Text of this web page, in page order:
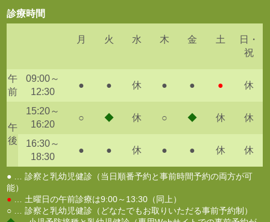
診療時間
月 火 水 木 金 土
日・
祝
午
前
09:00～
12:30
● ● 休 ● ● ● 休
午
後
15:20～
16:20
○ ◆ 休 ○ ◆ 休 休
16:30～
18:30
● ● 休 ● ● 休 休
● … 診察と乳幼児健診（当日順番予約と事前時間予約の両方が可
能）
● … 土曜日の午前診療は9:00～13:30（同上）
○ … 診察と乳幼児健診（どなたでもお取りいただる事前予約制）